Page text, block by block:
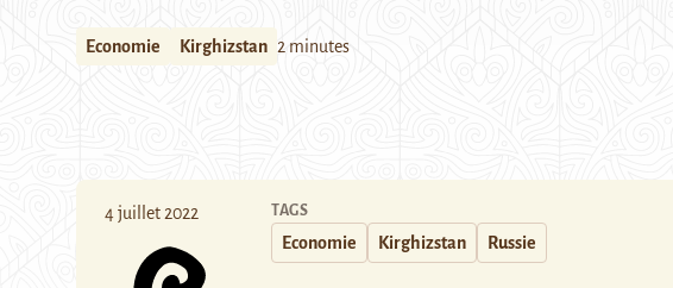
Economie Kirghizstan 2 minutes
4 juillet 2022 TAGS
Economie Kirghizstan Russie